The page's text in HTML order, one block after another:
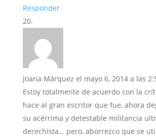
Responder
Joana Márquez el mayo 6, 2014 a las
Estoy totalmente de acuerdo con la
hace al gran escritor que fue, ahora
su acérrima y detestable militancia
derechista… pero, aborrezco que se